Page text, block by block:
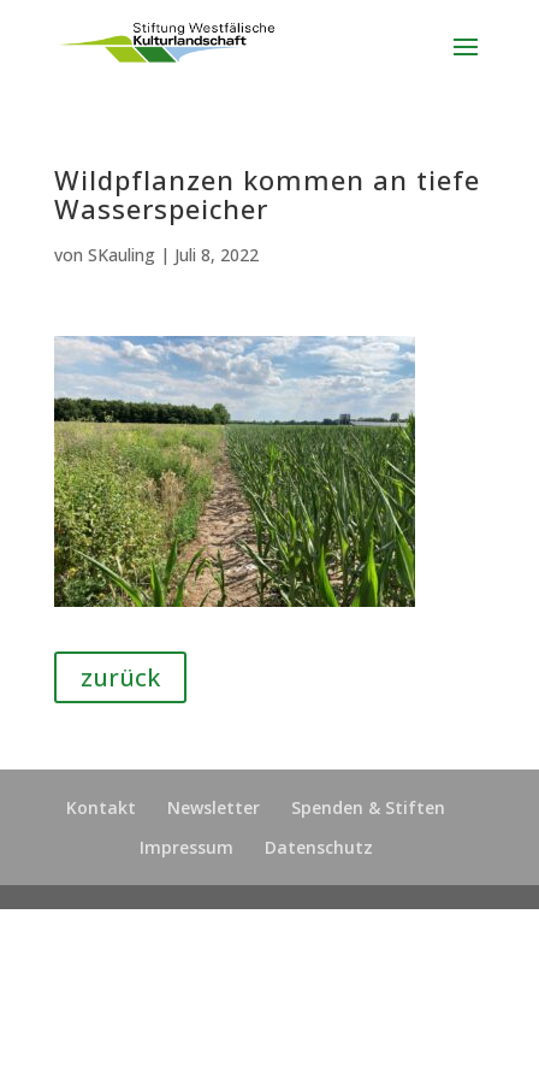
Wildpflanzen kommen an tiefe
Wasserspeicher
von SKauling| Juli 8, 2022
zurück
Kontakt Newsletter
Spenden & Stiften
Impressum
Datenschutz